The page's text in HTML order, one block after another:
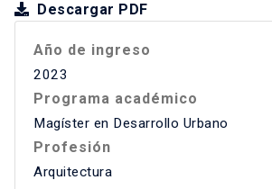
Descargar PDF
Año de ingreso
2023
Programa académico
Magíster en Desarrollo Urbano
Profesión
Arquitectura